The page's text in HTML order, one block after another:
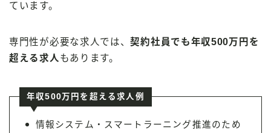
ています。
専門性が必要な求人では、契約社員でも年収500万円を
超える求人 もあります。
年収500万円を超える求人例
情報システム・スマートラーニング推進のため